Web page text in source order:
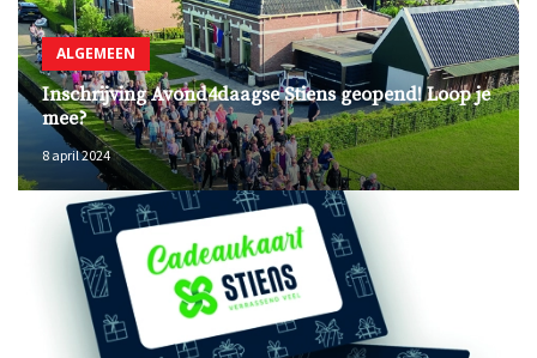
ALGEMEEN
Inschrijving Avond4daagse Stiens geopend! Loop je
mee?
8 april 2024